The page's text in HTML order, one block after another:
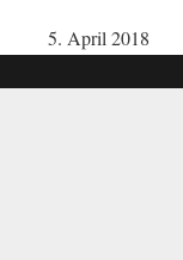
5. April 2018